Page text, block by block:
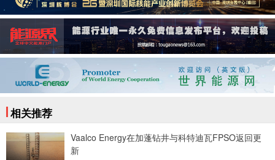
相关推荐
Vaalco Energy在加蓬钻井与科特迪瓦FPSO返回更
新